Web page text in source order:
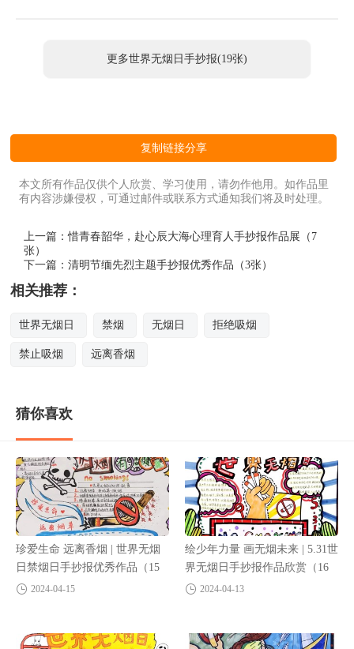
更多世界无烟日手抄报(19张)
复制链接分享
本文所有作品仅供个人欣赏、学习使用，请勿作他用。如作品里
有内容涉嫌侵权，可通过邮件或联系方式通知我们将及时处理。
上一篇：惜青春韶华，赴心辰大海心理育人手抄报作品展（7
张）
下一篇：清明节缅先烈主题手抄报优秀作品（3张）
相关推荐：
世界无烟日 禁烟 无烟日 拒绝吸烟
禁止吸烟 远离香烟
猜你喜欢
珍爱生命 远离香烟 | 世界无烟
日禁烟日手抄报优秀作品（15
张）2024-04-15
绘少年力量 画无烟未来 | 5.31世
界无烟日手抄报作品欣赏（16
张）2024-04-13